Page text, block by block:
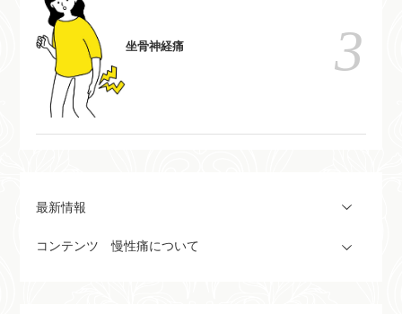
坐骨神経痛
最新情報
コンテンツ 慢性痛について